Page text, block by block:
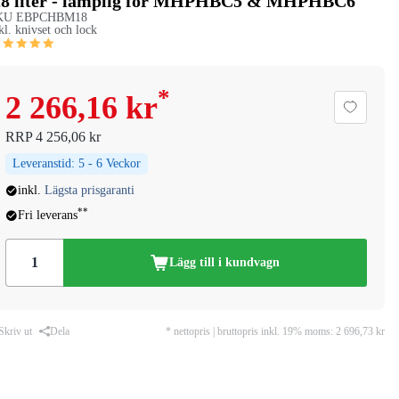
EBPCHBM18
knivset och lock
2 266,16 kr*
RRP4 256,06 kr
Leveranstid: 5 - 6 Veckor
inkl. Lägsta prisgaranti
Fri leverans**
Lägg till i kundvagn
ut Dela * nettopris | bruttopris inkl. 19% moms: 2 696,73 kr